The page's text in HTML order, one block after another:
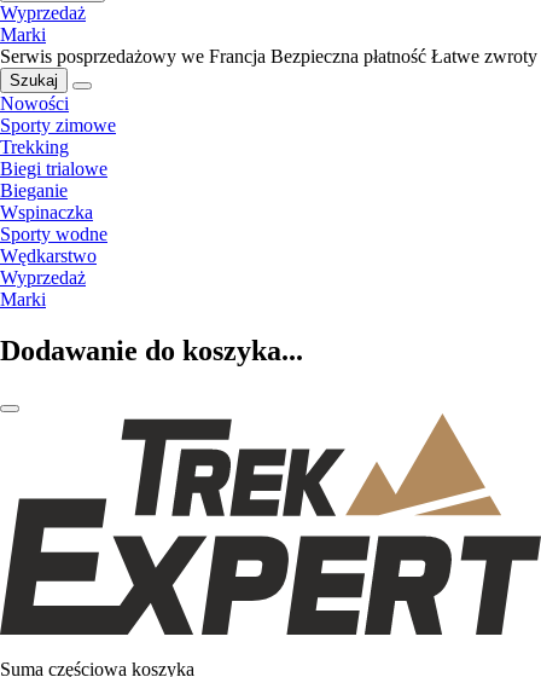
Wyprzedaż
Marki
Serwis posprzedażowy we Francja Bezpieczna płatność Łatwe zwroty
Szukaj
Nowości
Sporty zimowe
Trekking
Biegi trialowe
Bieganie
Wspinaczka
Sporty wodne
Wędkarstwo
Wyprzedaż
Marki
Dodawanie do koszyka...
Suma częściowa koszyka